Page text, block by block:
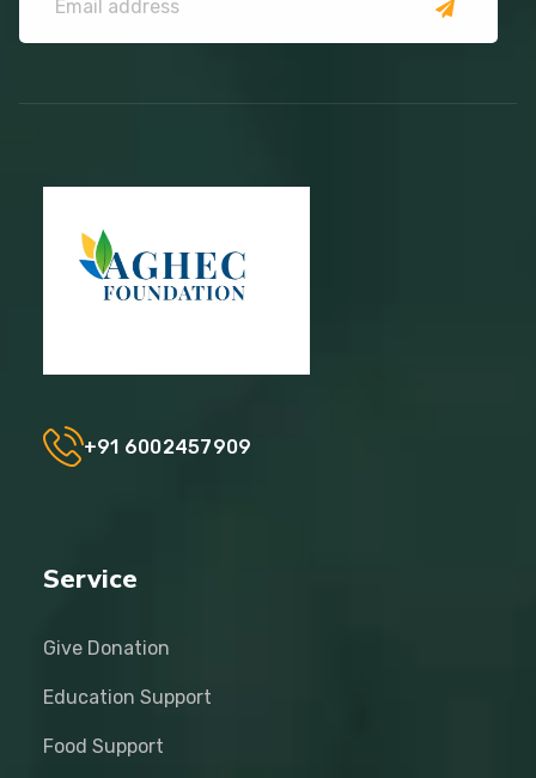
+91 6002457909
Service
Give Donation
Education Support
Food Support